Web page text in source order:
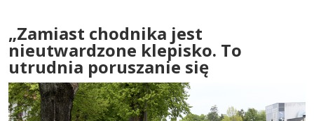
„Zamiast chodnika jest
nieutwardzone klepisko. To
utrudnia poruszanie się